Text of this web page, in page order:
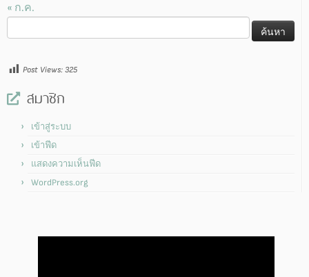
« ก.ค.
สำหรับ:
Post Views: 325
สมาชิก
เข้าสู่ระบบ
เข้าฟีด
แสดงความเห็นฟีด
WordPress.org